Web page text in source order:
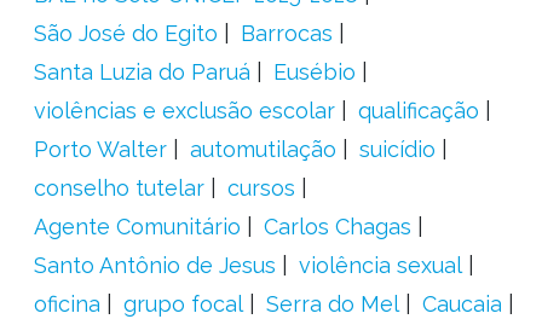
São José do Egito
Barrocas
Santa Luzia do Paruá
Eusébio
violências e exclusão escolar
qualificação
Porto Walter
automutilação
suicídio
conselho tutelar
cursos
Agente Comunitário
Carlos Chagas
Santo Antônio de Jesus
violência sexual
oficina
grupo focal Serra do Mel
Caucaia